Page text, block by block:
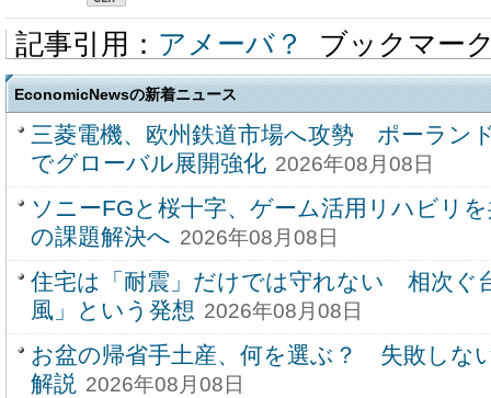
記事引用： アメーバ？ ブックマー
EconomicNewsの新着ニュース
三菱電機、欧州鉄道市場へ攻勢 ポーラン
でグローバル展開強化 2026年08月08日
ソニーFGと桜十字、ゲーム活用リハビリ
の課題解決へ 2026年08月08日
住宅は「耐震」だけでは守れない 相次ぐ
風」という発想 2026年08月08日
お盆の帰省手土産、何を選ぶ？ 失敗しな
解説 2026年08月08日